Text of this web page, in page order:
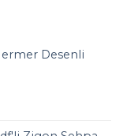
Desenli